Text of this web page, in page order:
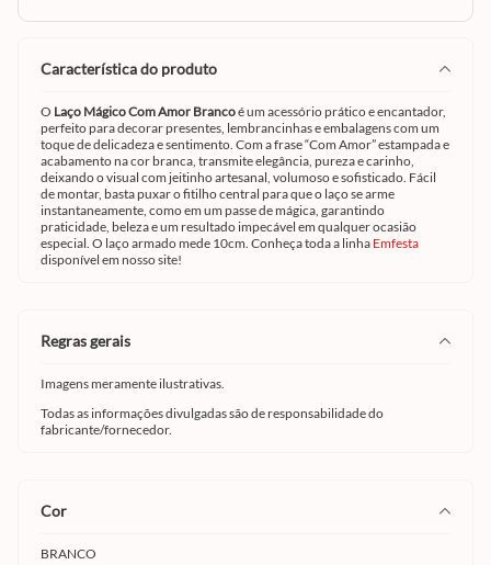
característica do produto
O Laço Mágico Com Amor Brancoé um acessório prático e encantador,
perfeito para decorar presentes, lembrancinhas e embalagens com um
toque de delicadeza e sentimento. Com a frase “Com Amor” estampada e
acabamento na cor branca, transmite elegância, pureza e carinho,
deixando o visual com jeitinho artesanal, volumoso e sofisticado. Fácil
de montar, basta puxar o fitilho central para que o laço se arme
instantaneamente, como em um passe de mágica, garantindo
praticidade, beleza e um resultado impecável em qualquer ocasião
especial. O laço armado mede 10cm. Conheça toda a linha Emfesta
disponível em nosso site!
regras gerais
Imagens meramente ilustrativas.
Todas as informações divulgadas são de responsabilidade do
fabricante/fornecedor.
cor
BRANCO